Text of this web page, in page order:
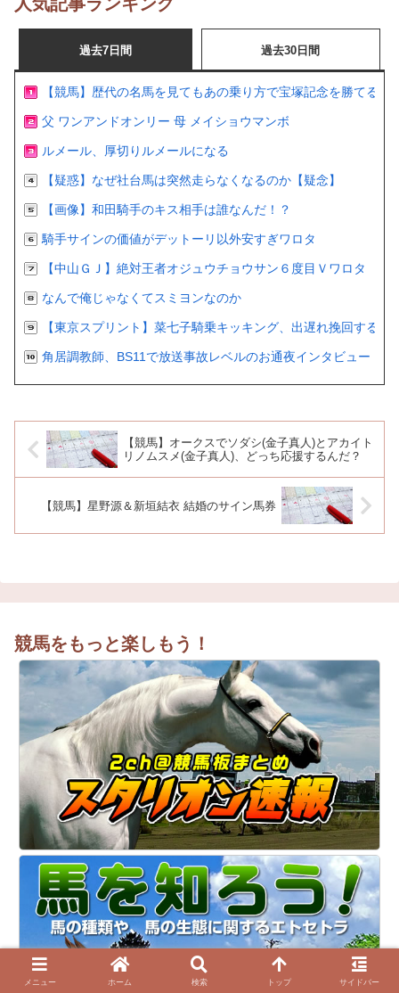
過去7日間 過去30日間
【競馬】歴代の名馬を見てもあの乗り方で宝塚記念を勝てる
父 ワンアンドオンリー 母 メイショウマンボ
ルメール、厚切りルメールになる
【疑惑】なぜ社台馬は突然走らなくなるのか【疑念】
【画像】和田騎手のキス相手は誰なんだ！？
騎手サインの価値がデットーリ以外安すぎワロタ
【中山ＧＪ】絶対王者オジュウチョウサン６度目Ｖワロタ
なんで俺じゃなくてスミヨンなのか
【東京スプリント】菜七子騎乗キッキング、出遅れ挽回するも
角居調教師、BS11で放送事故レベルのお通夜インタビュー
【競馬】オークスでソダシ(金子真人)とアカイト
リノムスメ(金子真人)、どっち応援するんだ？
【競馬】星野源＆新垣結衣 結婚のサイン馬券
競馬をもっと楽しもう！
メニュー ホーム 検索 トップ サイドバー